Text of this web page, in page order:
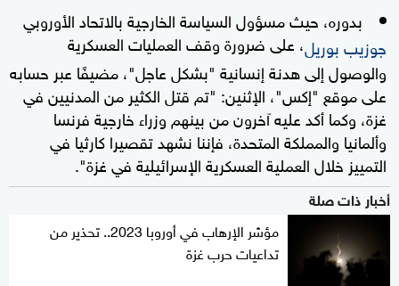
بدوره، حيث مسؤول السياسة الخارجية بالاتحاد الأوروبي
جوزيب بوريل، على ضرورة وقف العمليات العسكرية
والوصول إلى هدنة إنسانية "بشكل عاجل"، مضيفًا عبر حسابه
على موقع "إكس"، الإثنين: "تم قتل الكثير من المدنيين في
غزة، وكما أكد عليه آخرون من بينهم وزراء خارجية فرنسا
وألمانيا والمملكة المتحدة، فإننا نشهد تقصيرا كارثيا في
التمييز خلال العملية العسكرية الإسرائيلية في غزة".
أخبار ذات صلة
مؤشر الإرهاب في أوروبا 2023.. تحذير من
تداعيات حرب غزة